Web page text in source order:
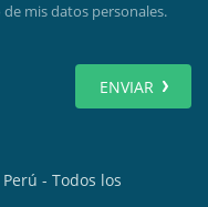
mis datos personales.
ENVIAR
- Todos los